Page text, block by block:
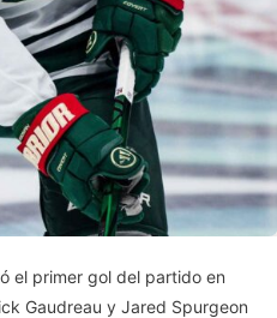
el primer gol del partido en
Gaudreau y Jared Spurgeon